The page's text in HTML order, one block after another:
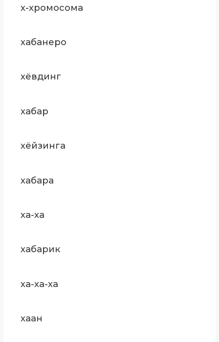
х-хромосома
хабанеро
хёвдинг
хабар
хёйзинга
хабара
ха-ха
хабарик
ха-ха-ха
хаан